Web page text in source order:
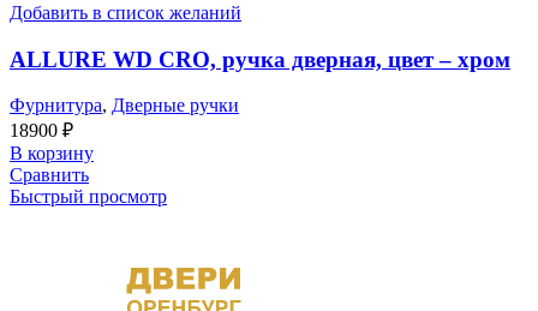
Добавить в список желаний
ALLURE WD CRO, ручка дверная, цвет – хром
Фурнитура, Дверные ручки
18900 ₽
В корзину
Сравнить
Быстрый просмотр